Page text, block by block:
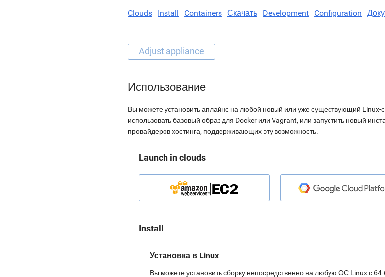
Clouds Install Containers Скачать Development Configuration
Использование
Вы можете установить аплайнс на любой новый или уже существующий Linux-
использовать базовый образ для Docker или Vagrant, или запустить новый
провайдеров хостинга, поддерживающих эту возможность.
Launch in clouds
Install
Установка в Linux
Вы можете установить сборку непосредственно на любую ОС Linux с